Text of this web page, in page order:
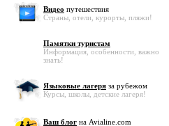
Видео путешествия
Страны, отели, курорты, пляжи!
Памятки туристам
Информация, особенности, важно
знать!
Языковые лагеря за рубежом
Курсы, школы, детские лагеря!
Ваш блог на Avialine.com